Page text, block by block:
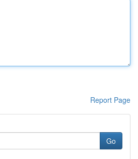
Report Page
Go